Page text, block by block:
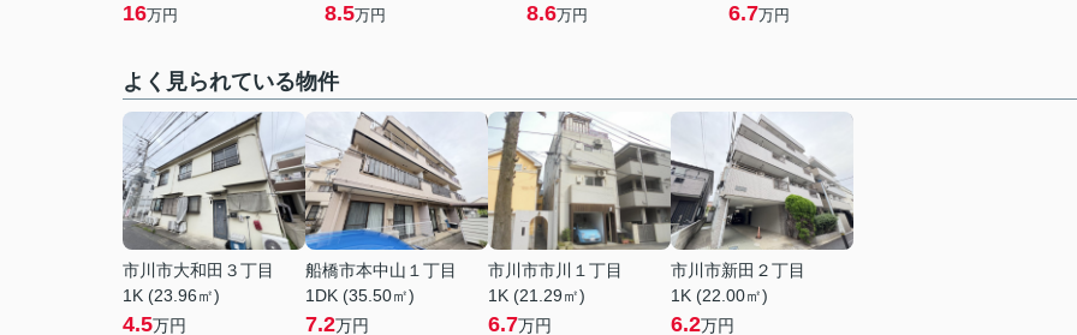
16万円 8.5万円 8.6万円 6.7万円
よく見られている物件
市川市大和田３丁目
1K (23.96㎡)
4.5万円
船橋市本中山１丁目
1DK (35.50㎡)
7.2万円
市川市市川１丁目
1K (21.29㎡)
6.7万円
市川市新田２丁目
1K (22.00㎡)
6.2万円